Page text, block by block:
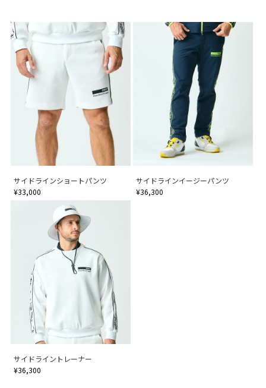
サイドラインショートパンツ
¥33,000
サイドラインイージーパンツ
¥36,300
サイドライントレーナー
¥36,300